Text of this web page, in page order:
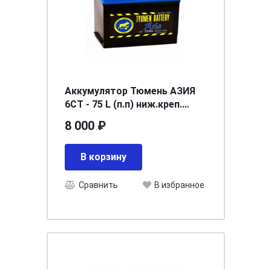
Аккумулятор Тюмень АЗИЯ
6СТ - 75 L (п.п) ниж.креп.
8 000 ₽
В корзину
Сравнить В избранное